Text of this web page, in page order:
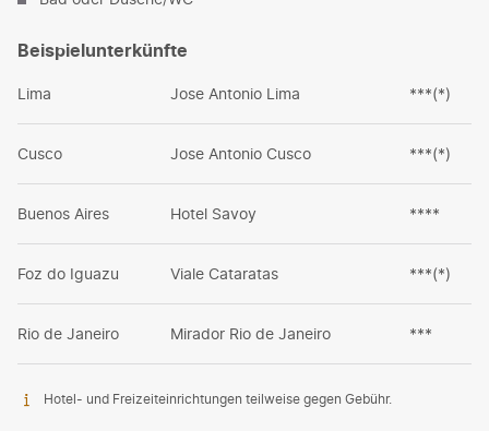
Beispielunterkünfte
Lima Jose Antonio Lima ***(*)
Cusco Jose Antonio Cusco ***(*)
Buenos Aires Hotel Savoy ****
Foz do Iguazu Viale Cataratas ***(*)
Rio de Janeiro Mirador Rio de Janeiro ***
Hotel- und Freizeiteinrichtungen teilweise gegen Gebühr.